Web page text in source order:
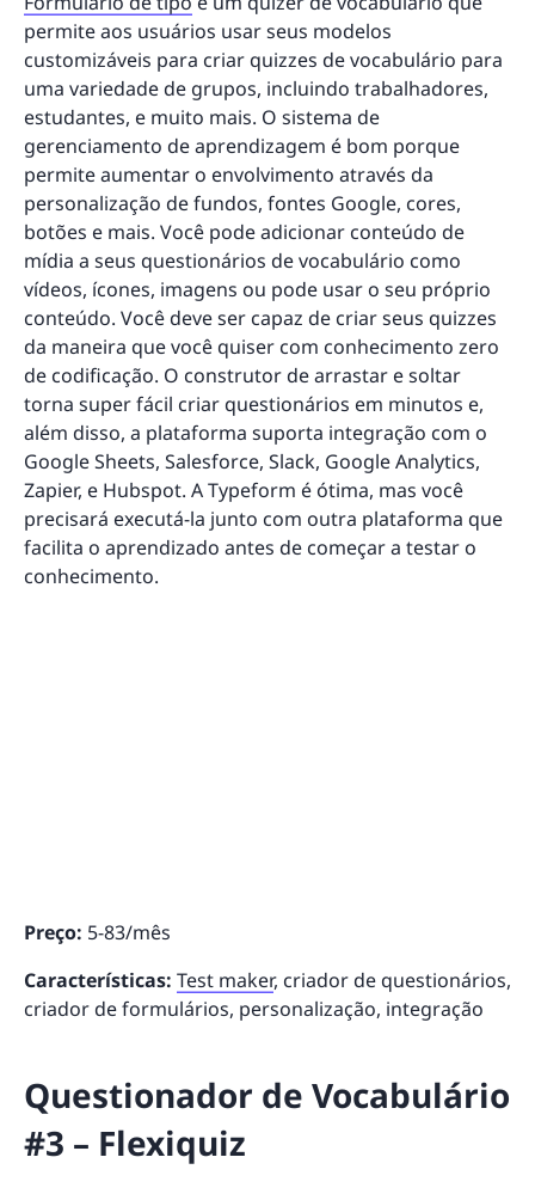
permite aos usuários usar seus modelos
customizáveis para criar quizzes de vocabulário para
uma variedade de grupos, incluindo trabalhadores,
estudantes, e muito mais. O sistema de
gerenciamento de aprendizagem é bom porque
permite aumentar o envolvimento através da
personalização de fundos, fontes Google, cores,
botões e mais. Você pode adicionar conteúdo de
mídia a seus questionários de vocabulário como
vídeos, ícones, imagens ou pode usar o seu próprio
conteúdo. Você deve ser capaz de criar seus quizzes
da maneira que você quiser com conhecimento zero
de codificação. O construtor de arrastar e soltar
torna super fácil criar questionários em minutos e,
além disso, a plataforma suporta integração com o
Google Sheets, Salesforce, Slack, Google Analytics,
Zapier, e Hubspot. A Typeform é ótima, mas você
precisará executá-la junto com outra plataforma que
facilita o aprendizado antes de começar a testar o
conhecimento.
Preço: 5-83/mês
Características: Test maker, criador de questionários,
criador de formulários, personalização, integração
Questionador de Vocabulário
#3 – Flexiquiz